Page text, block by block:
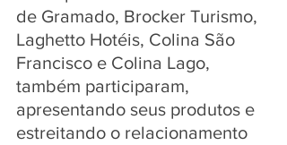
de Gramado, Brocker Turismo,
Laghetto Hotéis, Colina São
Francisco e Colina Lago,
também participaram,
apresentando seus produtos e
estreitando o relacionamento